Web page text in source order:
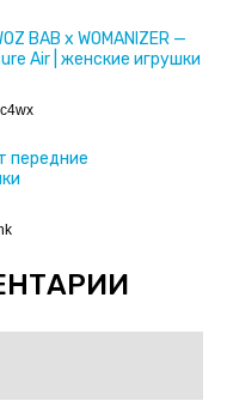
BAB x WOMANIZER —
Air | женские игрушки
передние